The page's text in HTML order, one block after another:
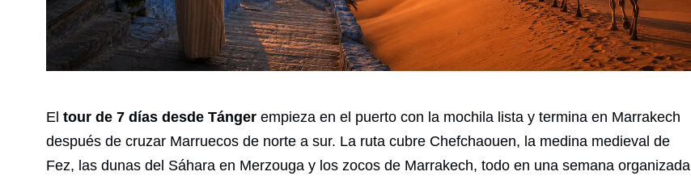
El tour de 7 días desde Tánger empieza en el puerto con la mochila lista y termina en Marrakech
después de cruzar Marruecos de norte a sur. La ruta cubre Chefchaouen, la medina medieval de
Fez, las dunas del Sáhara en Merzouga y los zocos de Marrakech, todo en una semana organizada